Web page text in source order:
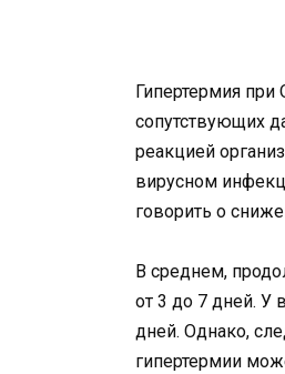
Гипертермия
сопутствующих
реакцией
вирусном
говорить о
В среднем,
от 3 до 7 дней. У
дней. Однако,
гипертермии